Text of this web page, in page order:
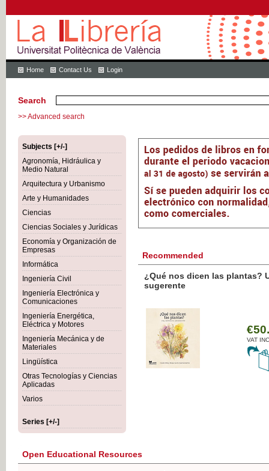
Home Contact Us Login
Search
>> Advanced search
Subjects [+/-]
Agronomía, Hidráulica y
Medio Natural
Arquitectura y Urbanismo
Arte y Humanidades
Ciencias
Ciencias Sociales y Jurídicas
Economía y Organización de
Empresas
Informática
Ingeniería Civil
Ingeniería Electrónica y
Comunicaciones
Ingeniería Energética,
Eléctrica y Motores
Ingeniería Mecánica y de
Materiales
Lingüística
Otras Tecnologías y Ciencias
Aplicadas
Varios
Series [+/-]
Recommended
¿Qué nos dicen las plantas?
sugerente
VAT
Open Educational Resources